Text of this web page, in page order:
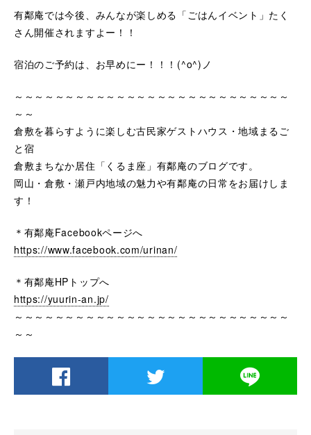
有鄰庵では今後、みんなが楽しめる「ごはんイベント」たく
さん開催されますよー！！
宿泊のご予約は、お早めにー！！！(^o^)ノ
～～～～～～～～～～～～～～～～～～～～～～～～～～～
～～
倉敷を暮らすように楽しむ古民家ゲストハウス・地域まるご
と宿
倉敷まちなか居住「くるま座」有鄰庵のブログです。
岡山・倉敷・瀬戸内地域の魅力や有鄰庵の日常をお届けしま
す！
＊有鄰庵Facebookページへ
https://www.facebook.com/urinan/
＊有鄰庵HPトップへ
https://yuurin-an.jp/
～～～～～～～～～～～～～～～～～～～～～～～～～～～
～～